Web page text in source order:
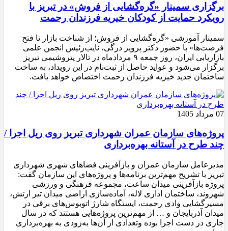
برگزاری سمینار «گره‌گشایی از فروش» در تبریز با
رویکرد حمایت از کودکان خیریه فرزندان رحمت
سمینار آموزشی «گره‌گشایی از فروش؛ از شناخت بازار تا فتح
فرصت‌ها» با حضور دکتر پرویز درگی، نایب‌رئیس انجمن علمی
بازاریابی ایران، روز جمعه ۹ مردادماه در تالار پتروشیمی تبریز
برگزار می‌شود و عواید حاصل از ثبت‌نام در این رویداد، به ساخت
ساختمان جدید خیریه فرزندان رحمت اختصاص خواهد یافت.
07 مرداد 1405
پروژه‌های سازمان عمران شهرداری تبریز روی ریل اجرا /
چند طرح در آستانه بهره‌برداری
مدیرعامل سازمان عمران و بازآفرینی فضاهای شهری شهرداری
تبریز با تشریح مهم‌ترین برنامه‌ها و پروژه‌های این سازمان گفت:
پروژه بازآفرینی میدان ساعت، مجموعه فرهنگی و ورزشی
شهروند، ساختمان اداری لاله، آماده‌سازی اراضی میدان تیر ارتش،
مسیرگشایی وادی رحمت، ایستگاه شارژ اتوبوس‌های برقی در
میدان آذربایجان و … از مهم‌ترین پروژه‌هایی هستند که در سال
جاری در دست اجرا بوده وتعدادی از آن‌ها به‌زودی به بهره‌برداری